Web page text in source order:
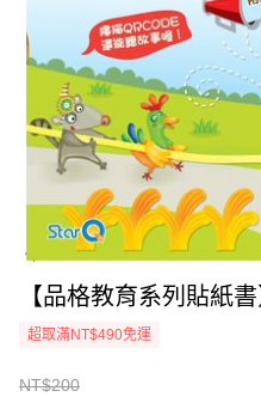
【品格教育系列貼紙
超取滿NT$490免運
NT$200